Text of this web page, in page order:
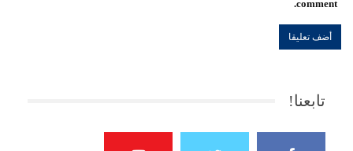
comment.
تابعنا!